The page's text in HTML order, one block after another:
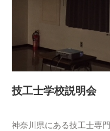
技工士学校説明会
神奈川県にある技工士専